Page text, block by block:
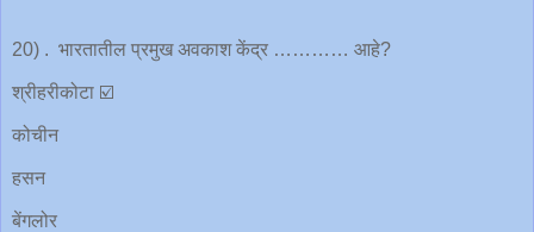
20) . भारतातील प्रमुख अवकाश केंद्र ………… आहे?
श्रीहरीकोटा ☑️
कोचीन
हसन
बेंगलोर